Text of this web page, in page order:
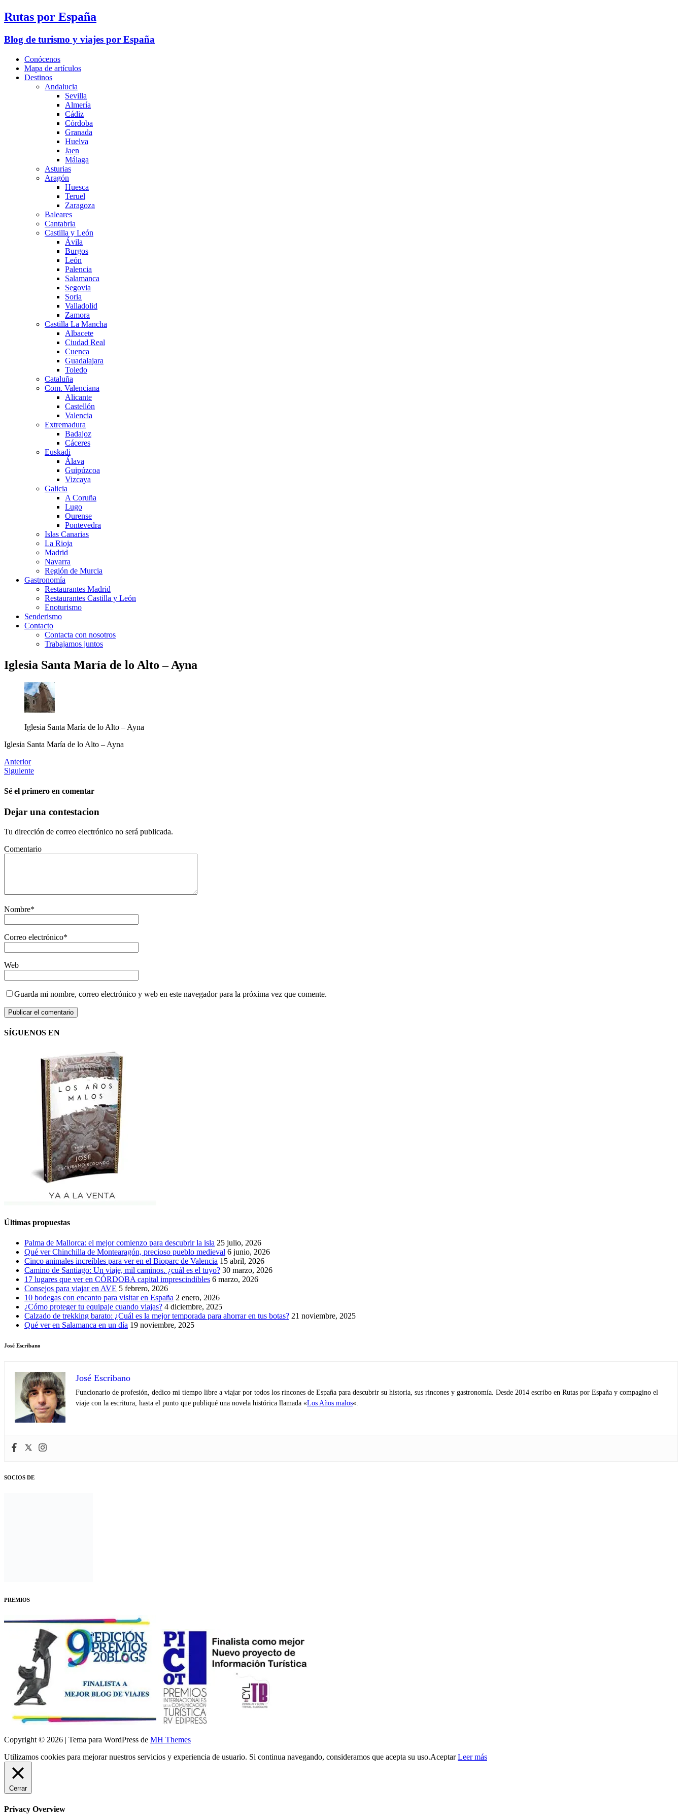
Rutas por España
Blog de turismo y viajes por España
Conócenos
Mapa de artículos
Destinos
Andalucia
Sevilla
Almería
Cádiz
Córdoba
Granada
Huelva
Jaen
Málaga
Asturias
Aragón
Huesca
Teruel
Zaragoza
Baleares
Cantabria
Castilla y León
Ávila
Burgos
León
Palencia
Salamanca
Segovia
Soria
Valladolid
Zamora
Castilla La Mancha
Albacete
Ciudad Real
Cuenca
Guadalajara
Toledo
Cataluña
Com. Valenciana
Alicante
Castellón
Valencia
Extremadura
Badajoz
Cáceres
Euskadi
Álava
Guipúzcoa
Vizcaya
Galicia
A Coruña
Lugo
Ourense
Pontevedra
Islas Canarias
La Rioja
Madrid
Navarra
Región de Murcia
Gastronomía
Restaurantes Madrid
Restaurantes Castilla y León
Enoturismo
Senderismo
Contacto
Contacta con nosotros
Trabajamos juntos
Iglesia Santa María de lo Alto – Ayna
Iglesia Santa María de lo Alto – Ayna
Iglesia Santa María de lo Alto – Ayna
Anterior
Siguiente
Sé el primero en comentar
Dejar una contestacion
Tu dirección de correo electrónico no será publicada.
Comentario
Nombre*
Correo electrónico*
Web
Guarda mi nombre, correo electrónico y web en este navegador para la próxima vez que comente.
SÍGUENOS EN
Últimas propuestas
Palma de Mallorca: el mejor comienzo para descubrir la isla 25 julio, 2026
Qué ver Chinchilla de Montearagón, precioso pueblo medieval 6 junio, 2026
Cinco animales increíbles para ver en el Bioparc de Valencia 15 abril, 2026
Camino de Santiago: Un viaje, mil caminos. ¿cuál es el tuyo? 30 marzo, 2026
17 lugares que ver en CÓRDOBA capital imprescindibles 6 marzo, 2026
Consejos para viajar en AVE 5 febrero, 2026
10 bodegas con encanto para visitar en España 2 enero, 2026
¿Cómo proteger tu equipaje cuando viajas? 4 diciembre, 2025
Calzado de trekking barato: ¿Cuál es la mejor temporada para ahorrar en tus botas? 21 noviembre, 2025
Qué ver en Salamanca en un día 19 noviembre, 2025
José Escribano
José Escribano
Funcionario de profesión, dedico mi tiempo libre a viajar por todos los rincones de España para descubrir su historia, sus rincones y gastronomía. Desde 2014 escribo en Rutas por España y compagino el
viaje con la escritura, hasta el punto que publiqué una novela histórica llamada «Los Años malos«.
SOCIOS DE
PREMIOS
Copyright © 2026 | Tema para WordPress de MH Themes
Utilizamos cookies para mejorar nuestros servicios y experiencia de usuario. Si continua navegando, consideramos que acepta su uso.Aceptar Leer más
Cerrar
Privacy Overview